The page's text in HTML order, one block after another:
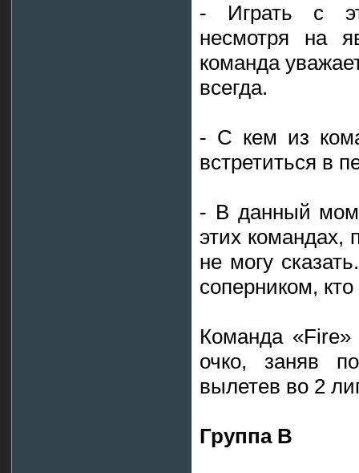
- Играть с
несмотря на
команда
всегда.
- С кем из
встретиться в
- В данный
этих командах,
не могу
соперником,
Команда
очко, заняв
вылетев во 2
Группа В